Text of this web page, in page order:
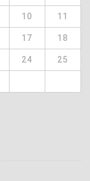
10 11
17 18
24 25